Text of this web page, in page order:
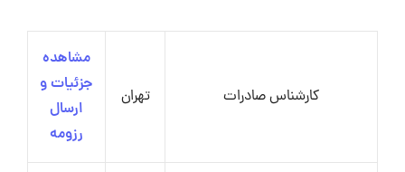
کارشناس صادرات تهران
مشاهده
جزئیات و
ارسال
رزومه